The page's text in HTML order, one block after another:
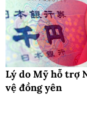
Lý do Mỹ hỗ trợ
vệ đồng yên